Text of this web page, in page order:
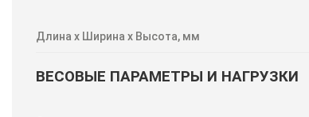
Длина х Ширина х Высота, мм
ВЕСОВЫЕ ПАРАМЕТРЫ И НАГРУЗКИ